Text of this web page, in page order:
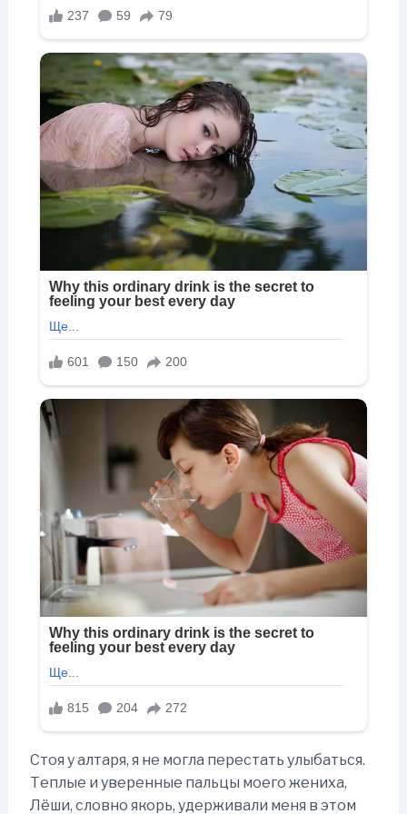
Стоя у алтаря, я не могла перестать улыбаться.
Теплые и уверенные пальцы моего жениха,
Лёши, словно якорь, удерживали меня в этом